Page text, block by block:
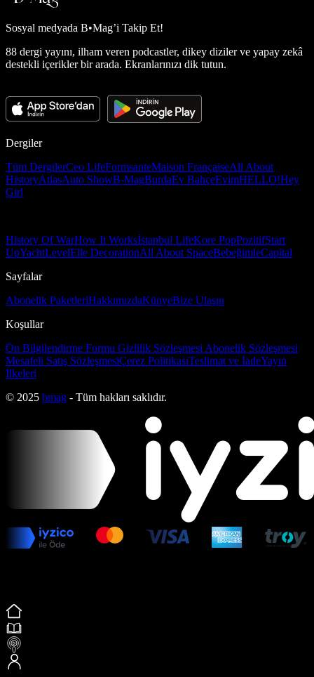
Sosyal medyada B•Mag’i Takip Et!
88 dergi yayını, ilham veren podcastler, dikey diziler ve yapay zekâ
destekli içerikler bir arada. Ekranlarınızı dik tutun.
Dergiler
Tüm DergilerCeo LifeFormsanteMaison FrançaiseAll About
HistoryAtlasAuto ShowB-MagBurdaEv BahçeEvimHELLO!Hey
Girl
History Of WarHow It Worksİstanbul LifeKore PopPozitifStart
UpYachtLevelElle DecorationAll About SpaceBebeğimleCapital
Sayfalar
Abonelik PaketleriHakkımızdaKünyeBize Ulaşın
Koşullar
Ön Bilgilendirme Formu Gizlilik Sözleşmesi Abonelik Sözleşmesi
Mesafeli Satış SözleşmesiÇerez PolitikasıTeslimat ve İadeYayın
İlkeleri
© 2025 bmag - Tüm hakları saklıdır.